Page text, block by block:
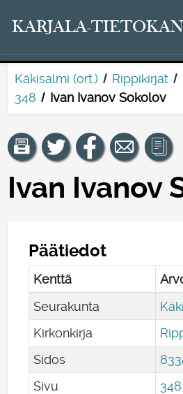
KARJALA-
Käkisalmi (ort.) Rippikirjat
348
Ivan Ivanov Sokolov
Ivan Ivanov
Päätiedot
Kenttä
Seurakunta
Kirkonkirja
Sidos
Sivu
348